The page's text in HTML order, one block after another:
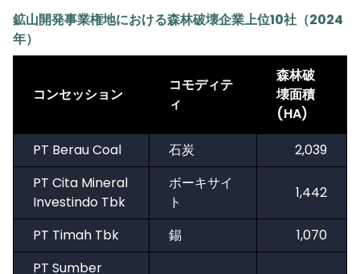
鉱山開発事業権地における森林破壊企業上位10社（2024
年）
コンセッション
コモディテ
ィ
森林破
壊面積
(HA)
PT Berau Coal
石炭
2,039
PT Cita Mineral
Investindo Tbk
ボーキサイ
ト
1,442
PT Timah Tbk 錫
1,070
PT Sumber